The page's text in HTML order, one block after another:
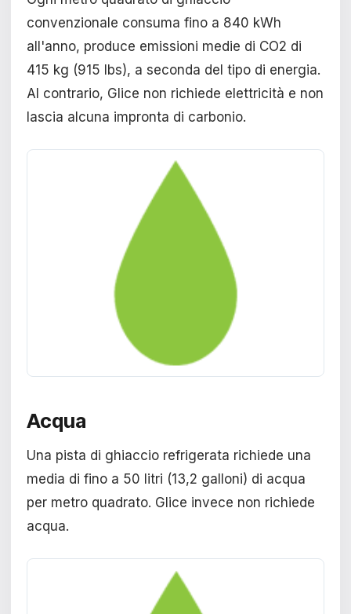
convenzionale consuma fino a 840 kWh
all'anno, produce emissioni medie di CO2 di
415 kg (915 lbs), a seconda del tipo di energia.
Al contrario, Glice non richiede elettricità e non
lascia alcuna impronta di carbonio.
Acqua
Una pista di ghiaccio refrigerata richiede una
media di fino a 50 litri (13,2 galloni) di acqua
per metro quadrato. Glice invece non richiede
acqua.